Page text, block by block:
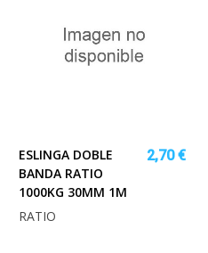
ESLINGA DOBLE
BANDA RATIO
1000KG 30MM 1M
2,70 €
RATIO